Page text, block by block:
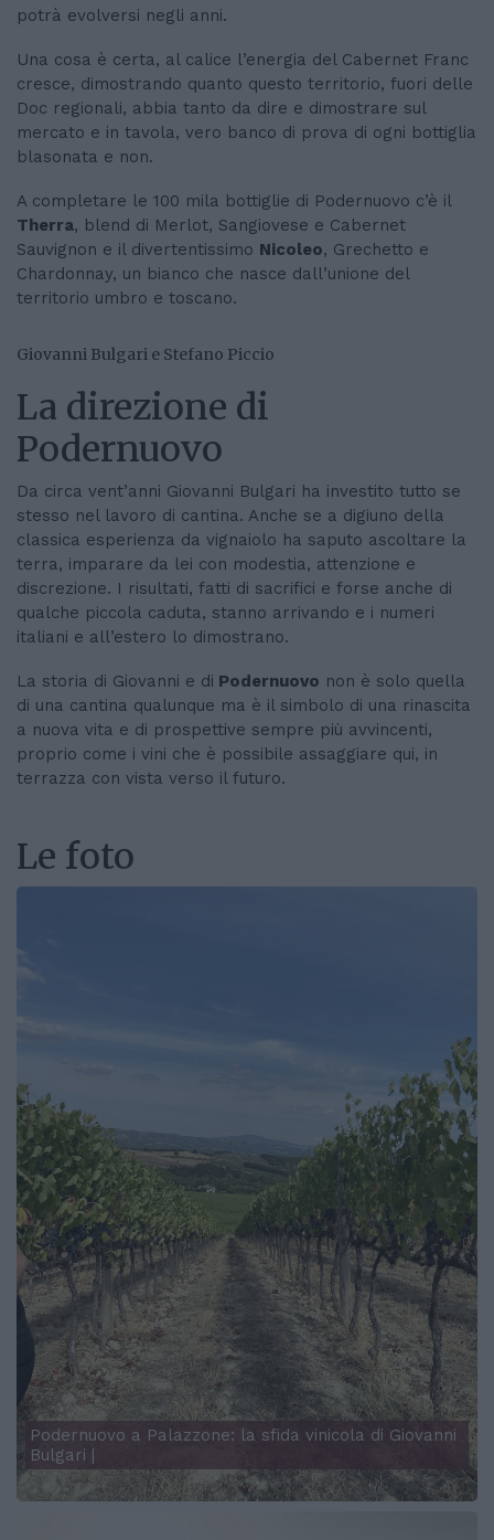
potrà evolversi negli anni.
Una cosa è certa, al calice l’energia del Cabernet Franc
cresce, dimostrando quanto questo territorio, fuori delle
Doc regionali, abbia tanto da dire e dimostrare sul
mercato e in tavola, vero banco di prova di ogni bottiglia
blasonata e non.
A completare le 100 mila bottiglie di Podernuovo c’è il
Therra, blend di Merlot, Sangiovese e Cabernet
Sauvignon e il divertentissimo Nicoleo, Grechetto e
Chardonnay, un bianco che nasce dall’unione del
territorio umbro e toscano.
Giovanni Bulgari e Stefano Piccio
La direzione di
Podernuovo
Da circa vent’anni Giovanni Bulgari ha investito tutto se
stesso nel lavoro di cantina. Anche se a digiuno della
classica esperienza da vignaiolo ha saputo ascoltare la
terra, imparare da lei con modestia, attenzione e
discrezione. I risultati, fatti di sacrifici e forse anche di
qualche piccola caduta, stanno arrivando e i numeri
italiani e all’estero lo dimostrano.
La storia di Giovanni e di Podernuovo non è solo quella
di una cantina qualunque ma è il simbolo di una rinascita
a nuova vita e di prospettive sempre più avvincenti,
proprio come i vini che è possibile assaggiare qui, in
terrazza con vista verso il futuro.
Le foto
Podernuovo a Palazzone: la sfida vinicola di Giovanni
Bulgari |